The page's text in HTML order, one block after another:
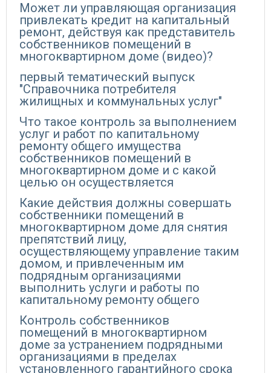
Может ли управляющая организация
привлекать кредит на капитальный
ремонт, действуя как представитель
собственников помещений в
многоквартирном доме (видео)?
первый тематический выпуск
"Справочника потребителя
жилищных и коммунальных услуг"
Что такое контроль за выполнением
услуг и работ по капитальному
ремонту общего имущества
собственников помещений в
многоквартирном доме и с какой
целью он осуществляется
Какие действия должны совершать
собственники помещений в
многоквартирном доме для снятия
препятствий лицу,
осуществляющему управление таким
домом, и привлеченным им
подрядным организациями
выполнить услуги и работы по
капитальному ремонту общего
Контроль собственников
помещений в многоквартирном
доме за устранением подрядными
организациями в пределах
установленного гарантийного срока